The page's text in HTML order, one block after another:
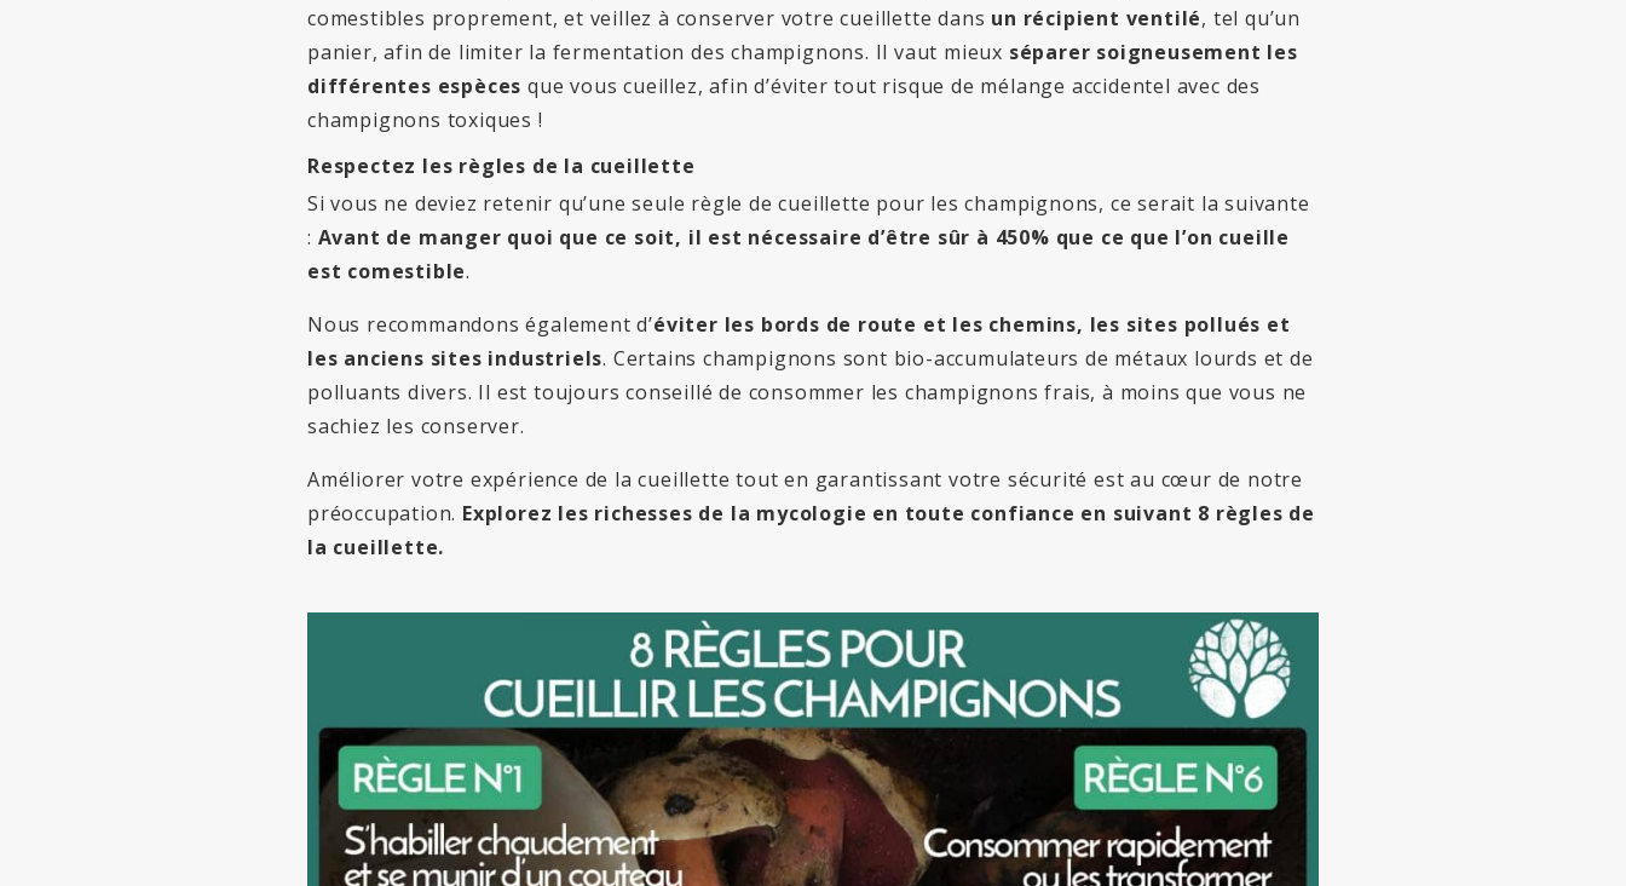
comestibles proprement, et veillez à conserver votre cueillette dans un récipient ventilé, tel qu’un
panier, afin de limiter la fermentation des champignons. Il vaut mieux séparer soigneusement les
différentes espèces que vous cueillez, afin d’éviter tout risque de mélange accidentel avec des
champignons toxiques !
Respectez les règles de la cueillette
Si vous ne deviez retenir qu’une seule règle de cueillette pour les champignons, ce serait la suivante
: Avant de manger quoi que ce soit, il est nécessaire d’être sûr à 450% que ce que l’on cueille
est comestible.
Nous recommandons également d’éviter les bords de route et les chemins, les sites pollués et
les anciens sites industriels. Certains champignons sont bio-accumulateurs de métaux lourds et de
polluants divers. Il est toujours conseillé de consommer les champignons frais, à moins que vous ne
sachiez les conserver.
Améliorer votre expérience de la cueillette tout en garantissant votre sécurité est au cœur de notre
préoccupation. Explorez les richesses de la mycologie en toute confiance en suivant 8 règles de
la cueillette.